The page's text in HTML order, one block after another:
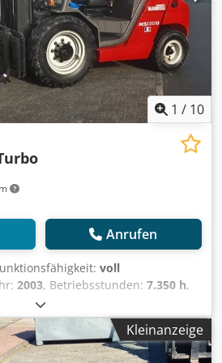
1 / 10
Anrufen
voll
2003, Betriebsstunden: 7.350 h,
4.000 mm
, Masttyp:Simplex, Bauhöhe:
kW (51,67 PS), Gabelträgerbreite:
1.200 mm, Leergewicht:5.500 kg,
Kleinanzeige